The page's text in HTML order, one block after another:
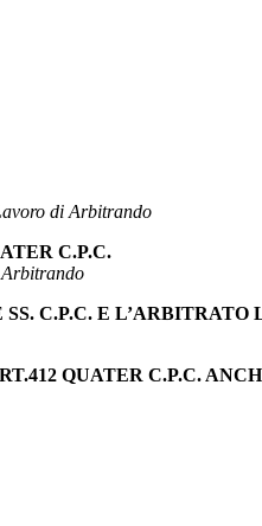
di Arbitrando
C.P.C.
C.P.C. E L’ARBITRATO
QUATER C.P.C.